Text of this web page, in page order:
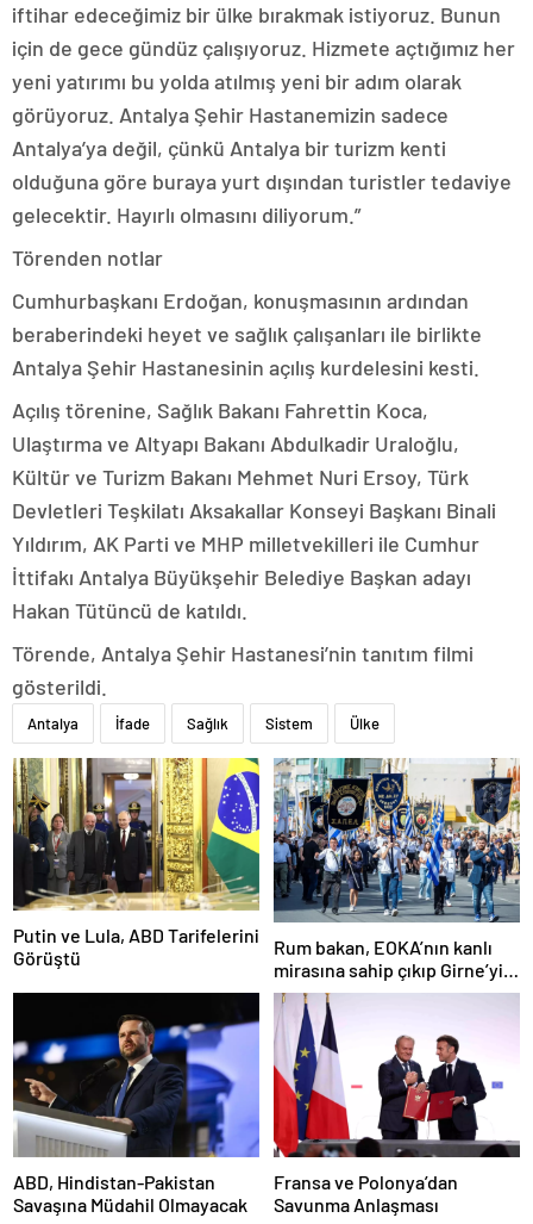
iftihar edeceğimiz bir ülke bırakmak istiyoruz. Bunun
için de gece gündüz çalışıyoruz. Hizmete açtığımız her
yeni yatırımı bu yolda atılmış yeni bir adım olarak
görüyoruz. Antalya Şehir Hastanemizin sadece
Antalya’ya değil, çünkü Antalya bir turizm kenti
olduğuna göre buraya yurt dışından turistler tedaviye
gelecektir. Hayırlı olmasını diliyorum.”
Törenden notlar
Cumhurbaşkanı Erdoğan, konuşmasının ardından
beraberindeki heyet ve sağlık çalışanları ile birlikte
Antalya Şehir Hastanesinin açılış kurdelesini kesti.
Açılış törenine, Sağlık Bakanı Fahrettin Koca,
Ulaştırma ve Altyapı Bakanı Abdulkadir Uraloğlu,
Kültür ve Turizm Bakanı Mehmet Nuri Ersoy, Türk
Devletleri Teşkilatı Aksakallar Konseyi Başkanı Binali
Yıldırım, AK Parti ve MHP milletvekilleri ile Cumhur
İttifakı Antalya Büyükşehir Belediye Başkan adayı
Hakan Tütüncü de katıldı.
Törende, Antalya Şehir Hastanesi’nin tanıtım filmi
gösterildi.
Antalya İfade Sağlık Sistem Ülke
Putin ve Lula, ABD Tarifelerini
Görüştü
Rum bakan, EOKA’nın kanlı
mirasına sahip çıkıp Girne’yi
hedef gösterdi
ABD, Hindistan-Pakistan
Savaşına Müdahil Olmayacak
Fransa ve Polonya’dan
Savunma Anlaşması